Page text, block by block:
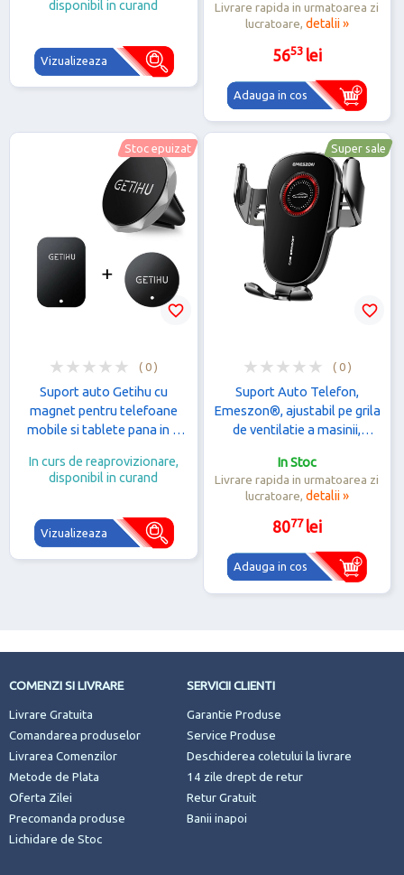
disponibil in curand
Vizualizeaza
Livrare rapida in urmatoarea zi
lucratoare, detalii »
5653 lei
Adauga in cos
Stoc epuizat
Suport auto Getihu cu
magnet pentru telefoane
mobile si tablete pana in 7
In curs de reaprovizionare,
disponibil in curand
Vizualizeaza
( 0 )
favorite_border
Super sale
Suport Auto Telefon,
Emeszon®, ajustabil pe grila
de ventilatie a masinii,
360, Piano Black 9, negru
In Stoc
Livrare rapida in urmatoarea zi
lucratoare, detalii »
8077 lei
Adauga in cos
( 0 )
favorite_border
COMENZI SI LIVRARE
Livrare Gratuita
Comandarea produselor
Livrarea Comenzilor
Metode de Plata
Oferta Zilei
Precomanda produse
Lichidare de Stoc
SERVICII CLIENTI
Garantie Produse
Service Produse
Deschiderea coletului la livrare
14 zile drept de retur
Retur Gratuit
Banii inapoi